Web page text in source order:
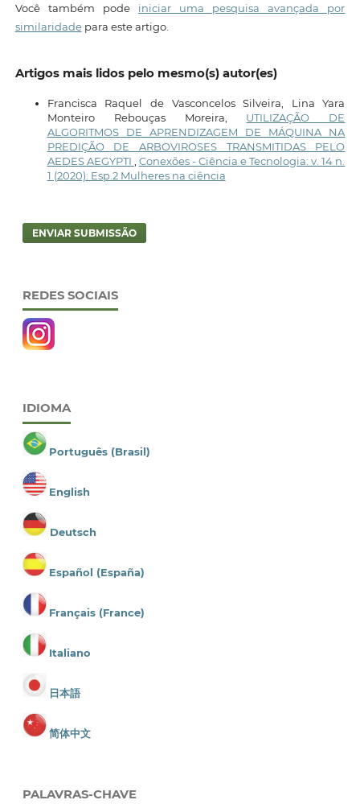
Você também pode iniciar uma pesquisa avançada por
similaridadepara este artigo.
Artigos mais lidos pelo mesmo(s) autor(es)
Francisca Raquel de Vasconcelos Silveira, Lina Yara
Monteiro Rebouças Moreira, UTILIZAÇÃO DE
ALGORITMOS DE APRENDIZAGEM DE MÁQUINA NA
PREDIÇÃO DE ARBOVIROSES TRANSMITIDAS PELO
AEDES AEGYPTI
Conexões - Ciência e Tecnologia: v. 14 n.
1 (2020): Esp.2 Mulheres na ciência
ENVIAR SUBMISSÃO
REDES SOCIAIS
IDIOMA
Português (Brasil)
English
Deutsch
Español (España)
Français (France)
Italiano
日本語
简体中文
PALAVRAS-CHAVE